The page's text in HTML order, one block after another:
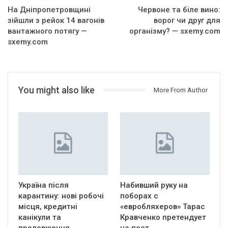
На Дніпропетровщині
зійшли з рейок 14 вагонів
вантажного потягу —
sxemy.com
Червоне та біле вино:
ворог чи друг для
організму? — sxemy.com
You might also like More From Author
Україна після
карантину: нові робочі
місця, кредитні
канікули та
Набивший руку на
поборах с
«евробляхеров» Тарас
Кравченко претендует